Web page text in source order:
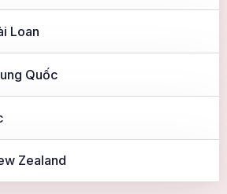
Loan
Quốc
Zealand